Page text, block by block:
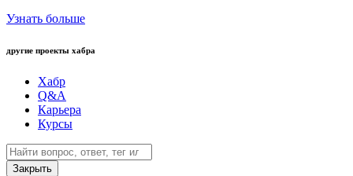
Узнать больше
другие проекты хабра
Хабр
Q&A
Карьера
Курсы
Закрыть